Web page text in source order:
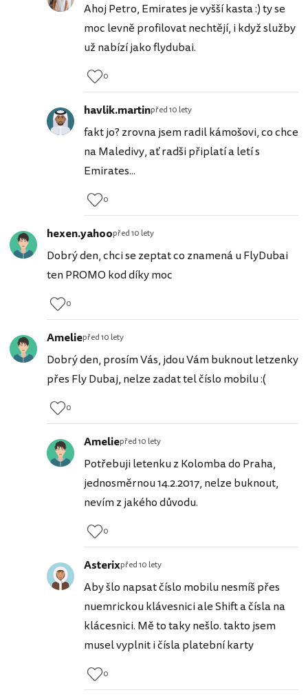
Ahoj Petro, Emirates je vyšší kasta :) ty se
moc levně profilovat nechtějí, i když služby
už nabízí jako flydubai.
0
havlik.martinpřed 10 lety
fakt jo? zrovna jsem radil kámošovi, co chce
na Maledivy, ať radši připlatí a letí s
Emirates...
0
hexen.yahoopřed 10 lety
Dobrý den, chci se zeptat co znamená u FlyDubai
ten PROMO kod díky moc
0
Ameliepřed 10 lety
Dobrý den, prosím Vás, jdou Vám buknout letzenky
přes Fly Dubaj, nelze zadat tel číslo mobilu :(
0
Ameliepřed 10 lety
Potřebuji letenku z Kolomba do Praha,
jednosměrnou 14.2.2017, nelze buknout,
nevím z jakého důvodu.
0
Asterixpřed 10 lety
Aby šlo napsat číslo mobilu nesmíš přes
nuemrickou klávesnici ale Shift a čísla na
klácesnici. Mě to taky nešlo. takto jsem
musel vyplnit i čísla platební karty
0